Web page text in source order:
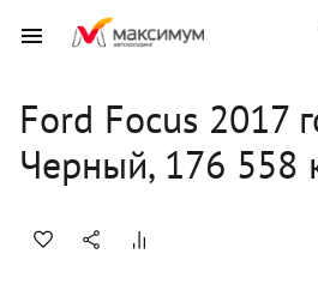
Ford Focus 2017
Черный, 176 558